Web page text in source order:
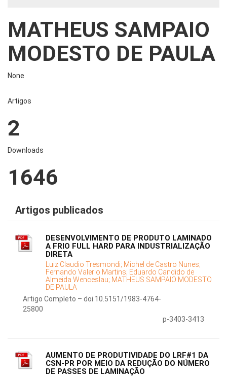
MATHEUS SAMPAIO
MODESTO DE PAULA
None
Artigos
2
Downloads
1646
Artigos publicados
DESENVOLVIMENTO DE PRODUTO LAMINADO
A FRIO FULL HARD PARA INDUSTRIALIZAÇÃO
DIRETA
Luiz Claudio Tresmondi; Michel de Castro Nunes;
Fernando Valerio Martins; Eduardo Candido de
Almeida Wenceslau; MATHEUS SAMPAIO MODESTO
DE PAULA
Artigo Completo – doi 10.5151/1983-4764-
25800
p-3403-3413
AUMENTO DE PRODUTIVIDADE DO LRF#1 DA
CSN-PR POR MEIO DA REDUÇÃO DO NÚMERO
DE PASSES DE LAMINAÇÃO